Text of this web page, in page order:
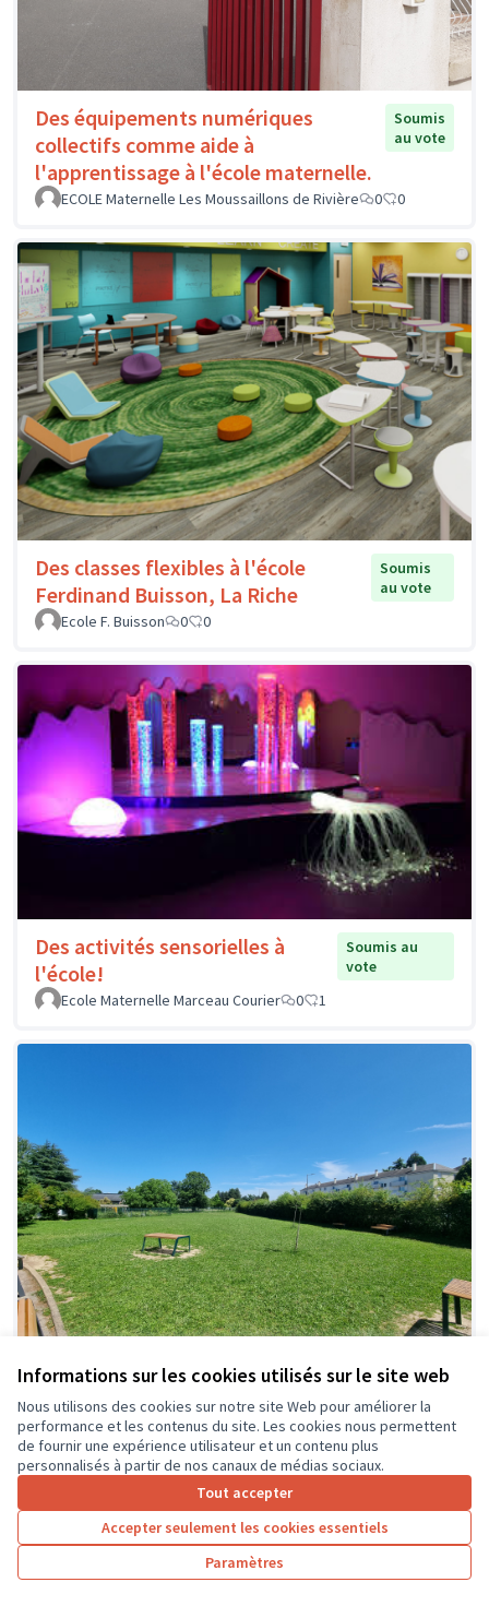
Informations sur les cookies utilisés sur le site web
Nous utilisons des cookies sur notre site Web pour améliorer la
performance et les contenus du site. Les cookies nous permettent
de fournir une expérience utilisateur et un contenu plus
personnalisés à partir de nos canaux de médias sociaux.
Tout accepter
Accepter seulement les cookies essentiels
Paramètres
Des équipements numériques
collectifs comme aide à
l'apprentissage à l'école maternelle.
Soumis
au vote
ECOLE Maternelle Les Moussaillons de Rivière 0 0
Des classes flexibles à l'école
Ferdinand Buisson, La Riche
Soumis
au vote
Ecole F. Buisson
0 0
Des activités sensorielles à
l'école!
Soumis au
vote
Ecole Maternelle Marceau Courier
0 1
De l'ombre au collège
Soumis au vote
CVC collège Montaigne
0 0